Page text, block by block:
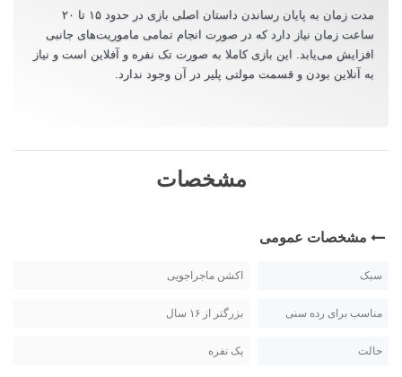
مدت زمان به پایان رساندن داستان اصلی بازی در حدود ۱۵ تا ۲۰
ساعت زمان نیاز دارد که در صورت انجام تمامی ماموریت‌های جانبی
افزایش می‌یابد. این بازی کاملا به صورت تک نفره و آفلاین است و نیاز
به آنلاین بودن و قسمت مولتی پلیر در آن وجود ندارد.
مشخصات
مشخصات عمومی
سبک اکشن ماجراجویی
مناسب برای رده سنی بزرگتر از ۱۶ سال
حالت یک نفره